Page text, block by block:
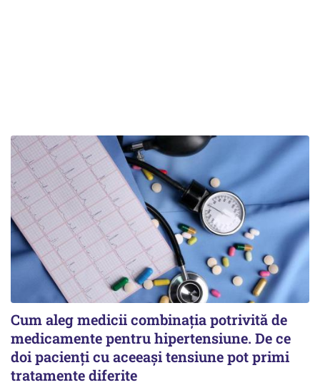
Cum aleg medicii combinația potrivită de
medicamente pentru hipertensiune. De ce
doi pacienți cu aceeași tensiune pot primi
tratamente diferite